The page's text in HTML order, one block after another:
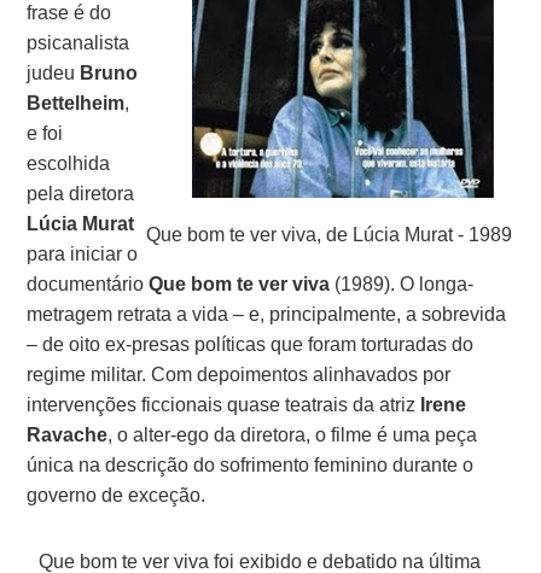
Que bom te ver viva, de Lúcia Murat - 1989
frase é do
psicanalista
judeu Bruno
Bettelheim,
e foi
escolhida
pela diretora
Lúcia Murat
para iniciar o
documentárioQue bom te ver viva (1989). O longa-
metragem retrata a vida – e, principalmente, a sobrevida
– de oito ex-presas políticas que foram torturadas do
regime militar. Com depoimentos alinhavados por
intervenções ficcionais quase teatrais da atriz Irene
Ravache, o alter-ego da diretora, o filme é uma peça
única na descrição do sofrimento feminino durante o
governo de exceção.
Que bom te ver viva foi exibido e debatido na última